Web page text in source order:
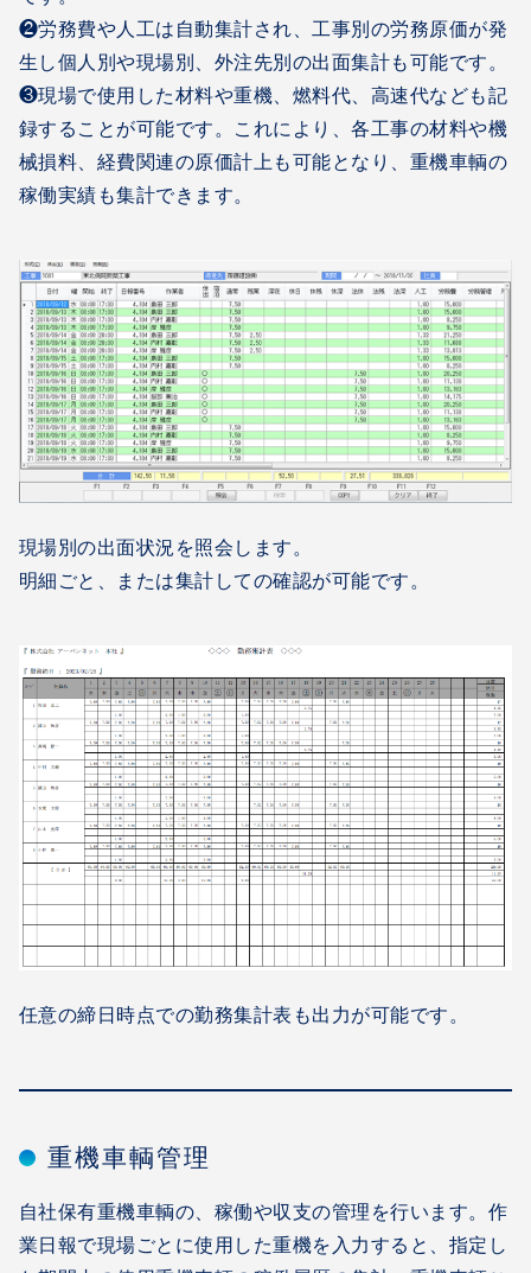
❷労務費や人工は自動集計され、工事別の労務原価が発
生し個人別や現場別、外注先別の出面集計も可能です。
❸現場で使用した材料や重機、燃料代、高速代なども記
録することが可能です。これにより、各工事の材料や機
械損料、経費関連の原価計上も可能となり、重機車輌の
稼働実績も集計できます。
現場別の出面状況を照会します。
明細ごと、または集計しての確認が可能です。
任意の締日時点での勤務集計表も出力が可能です。
重機車輌管理
自社保有重機車輌の、稼働や収支の管理を行います。作
業日報で現場ごとに使用した重機を入力すると、指定し